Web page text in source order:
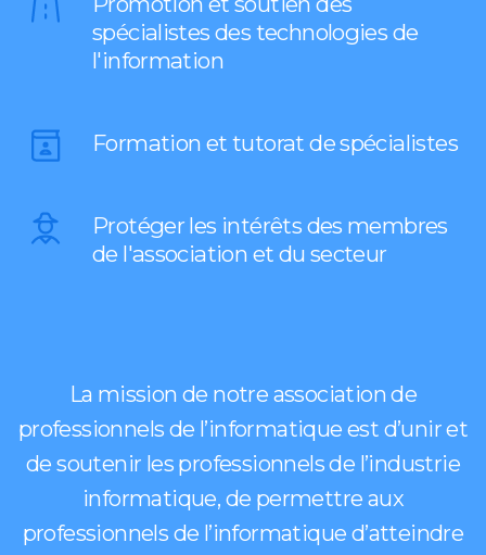
spécialistes des technologies de
l'information
Formation et tutorat de spécialistes
Protéger les intérêts des membres
de l'association et du secteur
La mission de notre association de
professionnels de l’informatique est d’unir et
de soutenir les professionnels de l’industrie
informatique, de permettre aux
professionnels de l’informatique d’atteindre